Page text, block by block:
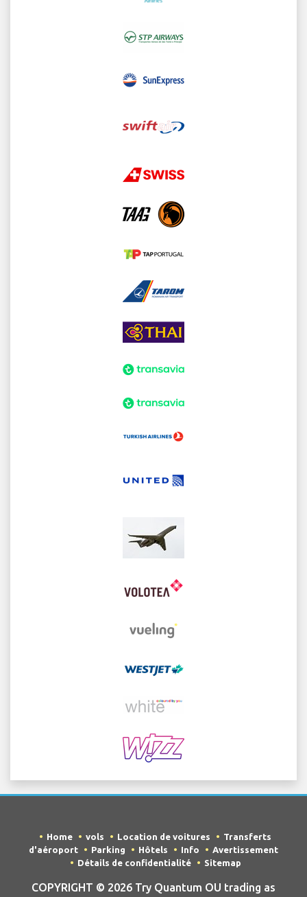
Home vols Location de voitures
Transferts
d'aéroport
Parking Hôtels Info
Avertissement
Détails de confidentialité
Sitemap
COPYRIGHT © 2026 Try Quantum OU trading as